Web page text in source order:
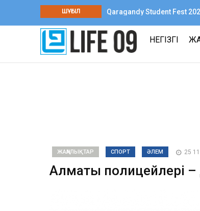
ШҰҒЫЛ
Qaragandy Student Fest
шығармашылық
НЕГІЗГІ
ЖАҢАЛЫҚТАР СПОРТ ӘЛЕМ 25
Алматы полицейлері